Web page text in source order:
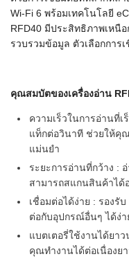
Wi-Fi 6 พร้อมเทคโนโลยี
RFD40 มีประสิทธิภาพเหนื
รวบรวมข้อมูล ตัวเลือกการ
คุณสมบัตของเครื่องอ่าน
ความเร็วในการอ่านที่เ
แท็กต่อวินาที ช่วยให้คุ
แม่นยำ
ระยะการอ่านที่กว้าง :
สามารถสแกนสินค้าได้
เชื่อมต่อได้ง่าย : รองรั
ต่อกับอุปกรณ์อื่นๆ ได้ง่า
แบตเตอรี่ใช้งานได้ยา
คุณทำงานได้ต่อเนื่องย